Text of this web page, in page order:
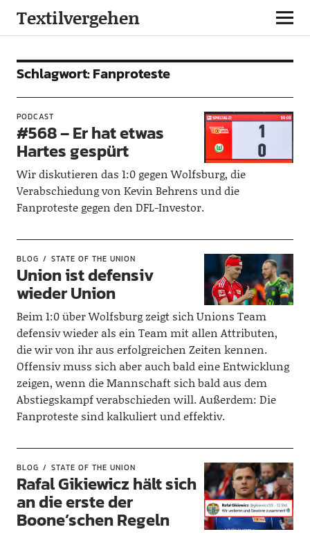
Textilvergehen
Schlagwort:Fanproteste
PODCAST
#568 – Er hat etwas
Hartes gespürt
Wir diskutieren das 1:0 gegen Wolfsburg, die
Verabschiedung von Kevin Behrens und die
Fanproteste gegen den DFL-Investor.
BLOG STATE OF THE UNION
Union ist defensiv
wieder Union
Beim 1:0 über Wolfsburg zeigt sich Unions Team
defensiv wieder als ein Team mit allen Attributen,
die wir von ihr aus erfolgreichen Zeiten kennen.
Offensiv muss sich aber auch bald eine Entwicklung
zeigen, wenn die Mannschaft sich bald aus dem
Abstiegskampf verabschieden will. Außerdem: Die
Fanproteste sind kalkuliert und effektiv.
BLOG STATE OF THE UNION
Rafal Gikiewicz hält sich
an die erste der
Boone’schen Regeln